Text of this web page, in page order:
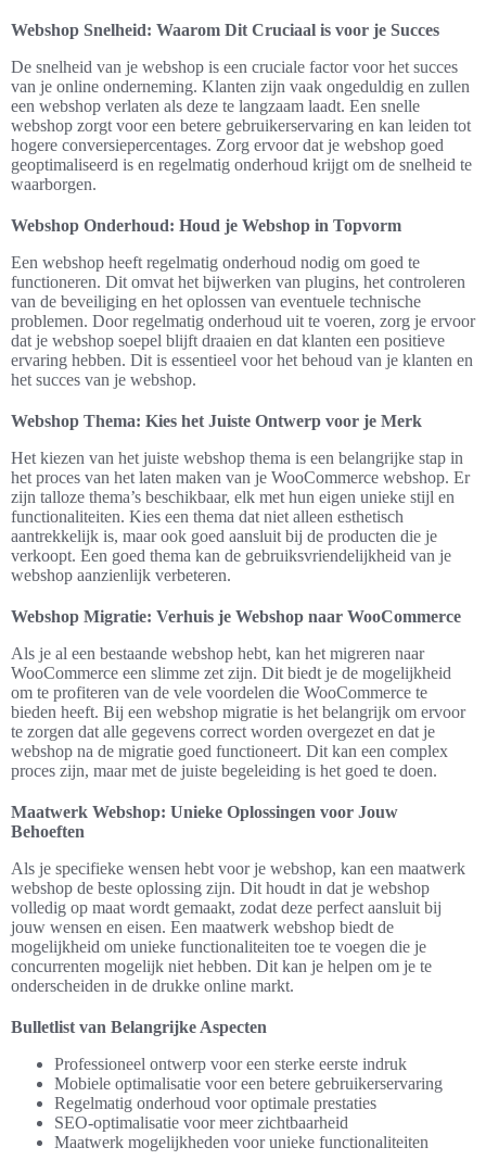
Webshop Snelheid: Waarom Dit Cruciaal is voor je Succes
De snelheid van je webshop is een cruciale factor voor het succes
van je online onderneming. Klanten zijn vaak ongeduldig en zullen
een webshop verlaten als deze te langzaam laadt. Een snelle
webshop zorgt voor een betere gebruikerservaring en kan leiden tot
hogere conversiepercentages. Zorg ervoor dat je webshop goed
geoptimaliseerd is en regelmatig onderhoud krijgt om de snelheid te
waarborgen.
Webshop Onderhoud: Houd je Webshop in Topvorm
Een webshop heeft regelmatig onderhoud nodig om goed te
functioneren. Dit omvat het bijwerken van plugins, het controleren
van de beveiliging en het oplossen van eventuele technische
problemen. Door regelmatig onderhoud uit te voeren, zorg je ervoor
dat je webshop soepel blijft draaien en dat klanten een positieve
ervaring hebben. Dit is essentieel voor het behoud van je klanten en
het succes van je webshop.
Webshop Thema: Kies het Juiste Ontwerp voor je Merk
Het kiezen van het juiste webshop thema is een belangrijke stap in
het proces van het laten maken van je WooCommerce webshop. Er
zijn talloze thema’s beschikbaar, elk met hun eigen unieke stijl en
functionaliteiten. Kies een thema dat niet alleen esthetisch
aantrekkelijk is, maar ook goed aansluit bij de producten die je
verkoopt. Een goed thema kan de gebruiksvriendelijkheid van je
webshop aanzienlijk verbeteren.
Webshop Migratie: Verhuis je Webshop naar WooCommerce
Als je al een bestaande webshop hebt, kan het migreren naar
WooCommerce een slimme zet zijn. Dit biedt je de mogelijkheid
om te profiteren van de vele voordelen die WooCommerce te
bieden heeft. Bij een webshop migratie is het belangrijk om ervoor
te zorgen dat alle gegevens correct worden overgezet en dat je
webshop na de migratie goed functioneert. Dit kan een complex
proces zijn, maar met de juiste begeleiding is het goed te doen.
Maatwerk Webshop: Unieke Oplossingen voor Jouw
Behoeften
Als je specifieke wensen hebt voor je webshop, kan een maatwerk
webshop de beste oplossing zijn. Dit houdt in dat je webshop
volledig op maat wordt gemaakt, zodat deze perfect aansluit bij
jouw wensen en eisen. Een maatwerk webshop biedt de
mogelijkheid om unieke functionaliteiten toe te voegen die je
concurrenten mogelijk niet hebben. Dit kan je helpen om je te
onderscheiden in de drukke online markt.
Bulletlist van Belangrijke Aspecten
Professioneel ontwerp voor een sterke eerste indruk
Mobiele optimalisatie voor een betere gebruikerservaring
Regelmatig onderhoud voor optimale prestaties
SEO-optimalisatie voor meer zichtbaarheid
Maatwerk mogelijkheden voor unieke functionaliteiten